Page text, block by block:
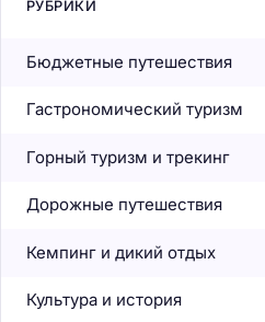
РУБРИКИ
Бюджетные путешествия
Гастрономический туризм
Горный туризм и трекинг
Дорожные путешествия
Кемпинг и дикий отдых
Культура и история